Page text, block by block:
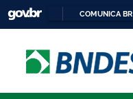
COMUNICA BR